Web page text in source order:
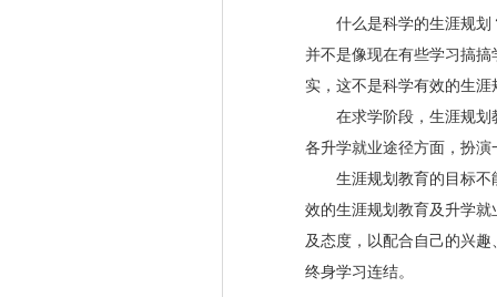
什么是科学的生涯规划
并不是像现在有些学习搞
实，这不是科学有效的生
在求学阶段，生涯规划
各升学就业途径方面，扮演
生涯规划教育的目标不
效的生涯规划教育及升学
及态度，以配合自己的兴
终身学习连结。